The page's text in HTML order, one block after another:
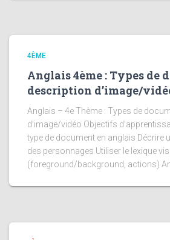
4ÈME
Anglais 4ème : Types de
description d’image/
Anglais – 4e Thème : Types de
d’image/vidéo Objectifs
type de document en anglais Décrire
des personnages Utiliser le lexique
(foreground/background, actions)